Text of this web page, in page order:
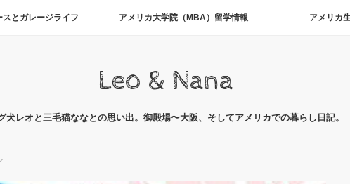
スとガレージライフ アメリカ大学院（MBA）留学情報 アメリカ
Leo & Nana
犬レオと三毛猫ななとの思い出。御殿場〜大阪、そしてアメリカでの暮らし日記。